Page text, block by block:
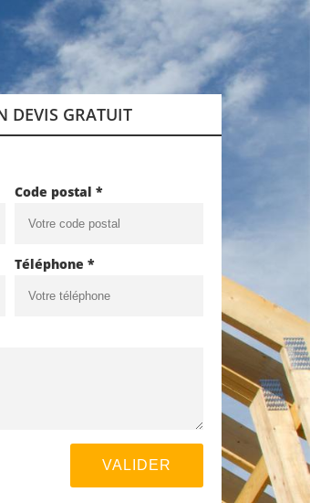
DEVIS GRATUIT
Code postal *
Téléphone *